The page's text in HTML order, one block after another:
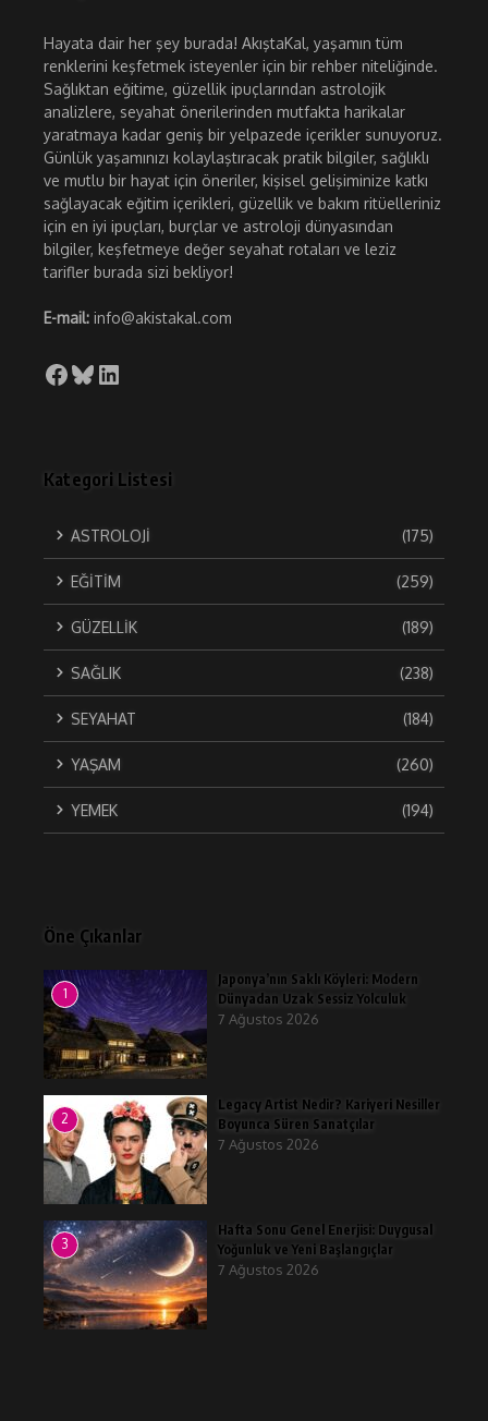
Hayata dair her şey burada! AkıştaKal, yaşamın tüm
renklerini keşfetmek isteyenler için bir rehber niteliğinde.
Sağlıktan eğitime, güzellik ipuçlarından astrolojik
analizlere, seyahat önerilerinden mutfakta harikalar
yaratmaya kadar geniş bir yelpazede içerikler sunuyoruz.
Günlük yaşamınızı kolaylaştıracak pratik bilgiler, sağlıklı
ve mutlu bir hayat için öneriler, kişisel gelişiminize katkı
sağlayacak eğitim içerikleri, güzellik ve bakım ritüelleriniz
için en iyi ipuçları, burçlar ve astroloji dünyasından
bilgiler, keşfetmeye değer seyahat rotaları ve leziz
tarifler burada sizi bekliyor!
E-mail: info@akistakal.com
Facebook
Bluesky
LinkedIn
Kategori Listesi
ASTROLOJİ (175)
EĞİTİM (259)
GÜZELLİK (189)
SAĞLIK (238)
SEYAHAT (184)
YAŞAM (260)
YEMEK (194)
Öne Çıkanlar
1
Japonya’nın Saklı Köyleri: Modern
Dünyadan Uzak Sessiz Yolculuk
7 Ağustos 2026
2
Legacy Artist Nedir? Kariyeri Nesiller
Boyunca Süren Sanatçılar
7 Ağustos 2026
3
Hafta Sonu Genel Enerjisi: Duygusal
Yoğunluk ve Yeni Başlangıçlar
7 Ağustos 2026